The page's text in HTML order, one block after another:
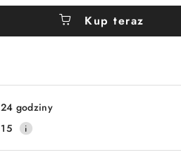
Kup teraz
24 godziny
15